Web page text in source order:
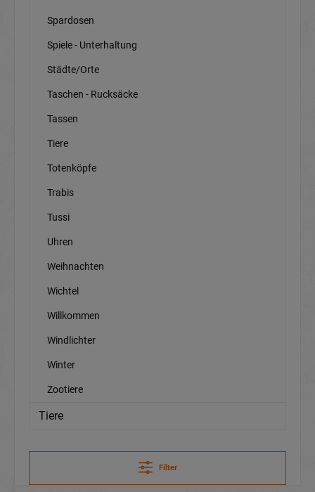
Spardosen
Spiele - Unterhaltung
Städte/Orte
Taschen - Rucksäcke
Tassen
Tiere
Totenköpfe
Trabis
Tussi
Uhren
Weihnachten
Wichtel
Willkommen
Windlichter
Winter
Zootiere
Tiere
Filter